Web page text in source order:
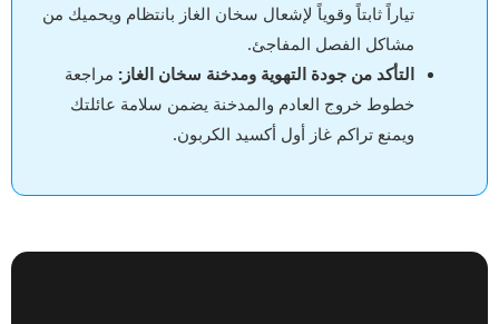
تياراً ثابتاً وقوياً لإشعال سخان الغاز بانتظام ويحميك من
مشاكل الفصل المفاجئ.
التأكد من جودة التهوية ومدخنة سخان الغاز: مراجعة
خطوط خروج العادم والمدخنة يضمن سلامة عائلتك
ويمنع تراكم غاز أول أكسيد الكربون.